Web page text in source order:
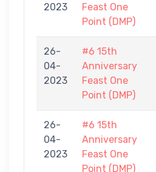
2023
Feast One
Point (DMP)
26-
04-
2023
#6 15th
Anniversary
Feast One
Point (DMP)
26-
04-
2023
#6 15th
Anniversary
Feast One
Point (DMP)